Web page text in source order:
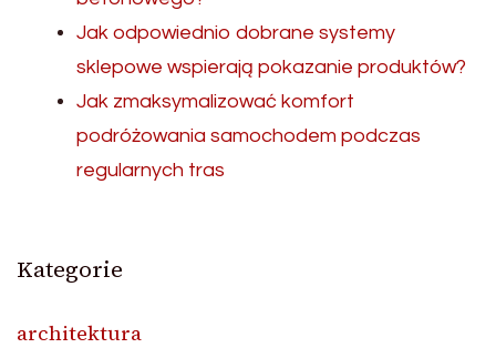
Jak odpowiednio dobrane systemy
sklepowe wspierają pokazanie produktów?
Jak zmaksymalizować komfort
podróżowania samochodem podczas
regularnych tras
Kategorie
architektura